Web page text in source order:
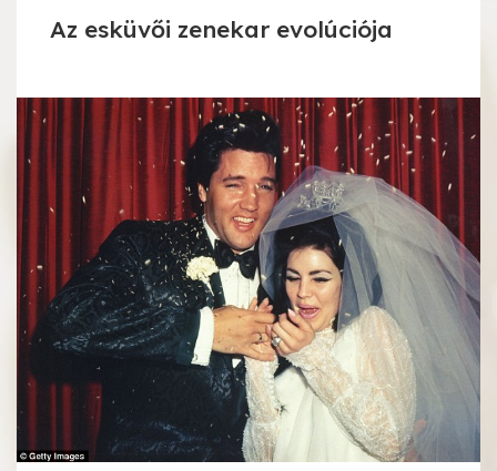
Az esküvői zenekar evolúciója